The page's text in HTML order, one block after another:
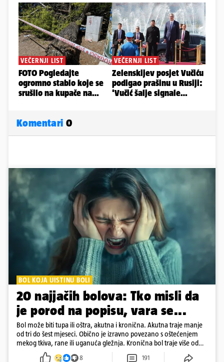
Komentari 0
BOL KOJA UISTINU BOLI
20 najjačih bolova: Tko misli da
je porod na popisu, vara se...
Bol može biti tupa ili oštra, akutna i kronična. Akutna traje manje
od tri do šest mjeseci. Obično je izravno povezano s oštećenjem
mekog tkiva, rane ili uganuća gležnja. Kronična bol traje više od
šest mjeseci
8 191